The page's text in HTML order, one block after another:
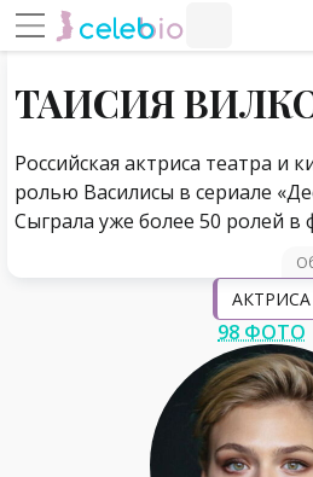
Навигация по сайту
ТАИСИЯ
Российская актриса театра и
ролью Василисы в сериале
Сыграла уже более 50 ролей в
АКТРИСА
98 ФОТО